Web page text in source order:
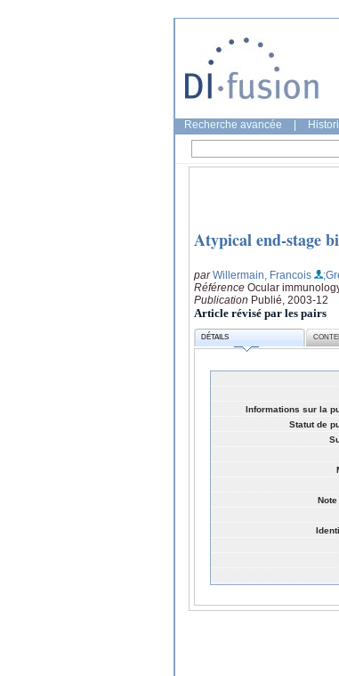
Recherche avancée
Atypical end-stage
parWillermain, Francois
Référence Ocular
Publication Publié, 2003-12
Article révisé par les pairs
DÉTAILS
Informations sur la
Statut de